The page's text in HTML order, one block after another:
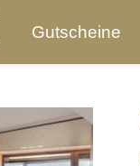
Gutscheine